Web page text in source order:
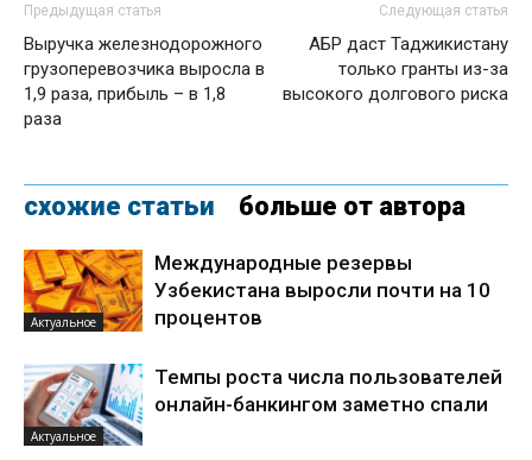
Предыдущая статья
Выручка железнодорожного
грузоперевозчика выросла в
1,9 раза, прибыль – в 1,8
раза
Следующая статья
АБР даст Таджикистану
только гранты из-за
высокого долгового риска
схожие статьи больше от автора
Актуальное
Международные резервы
Узбекистана выросли почти на 10
процентов
Актуальное
Темпы роста числа пользователей
онлайн-банкингом заметно спали